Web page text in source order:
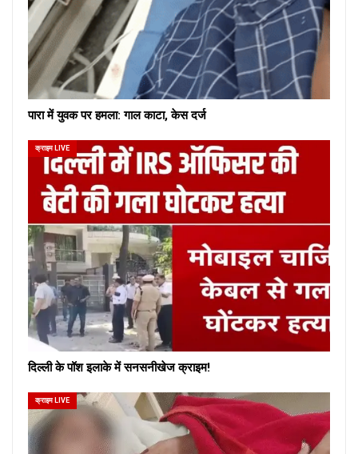
पारा में युवक पर हमला: गाल काटा, केस दर्ज
क्राइम LIVE
दिल्ली के पॉश इलाके में सनसनीखेज क्राइम!
क्राइम LIVE